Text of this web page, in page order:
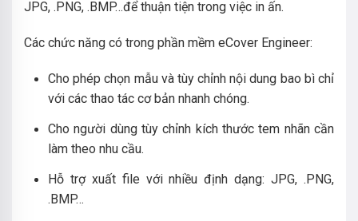
JPG, .PNG, .BMP…để thuận tiện trong việc in ấn.
Các chức năng có trong phần mềm eCover Engineer:
Cho phép chọn mẫu và tùy chỉnh nội dung bao bì chỉ
với các thao tác cơ bản nhanh chóng.
Cho người dùng tùy chỉnh kích thước tem nhãn cần
làm theo nhu cầu.
Hỗ trợ xuất file với nhiều định dạng: JPG, .PNG,
.BMP…